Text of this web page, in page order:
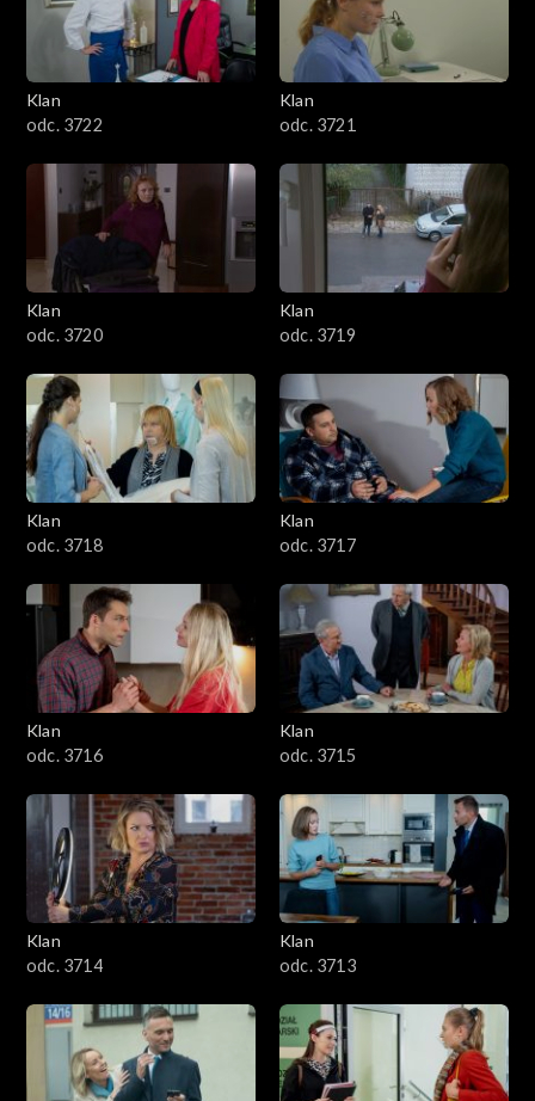
Klan
odc. 3722
Klan
odc. 3721
Klan
odc. 3720
Klan
odc. 3719
Klan
odc. 3718
Klan
odc. 3717
Klan
odc. 3716
Klan
odc. 3715
Klan
odc. 3714
Klan
odc. 3713